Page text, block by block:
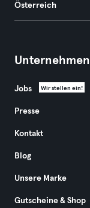
Österreich
Unternehmen
Jobs Wir stellen ein!
Presse
Kontakt
Blog
Unsere Marke
Gutscheine & Shop